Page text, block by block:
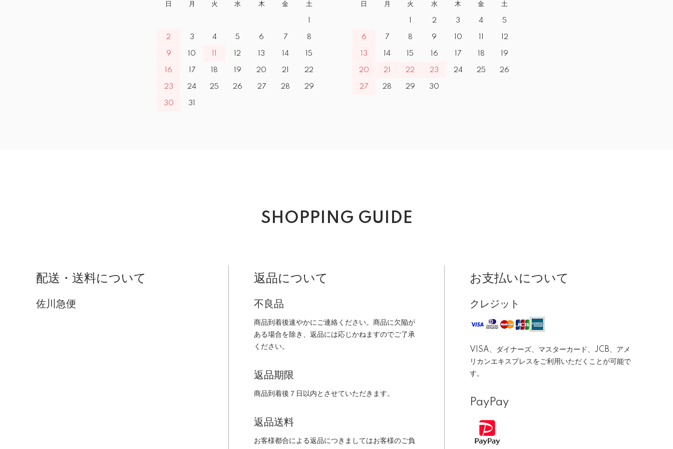
日 月 火 水 木 金 土
2 3 4 5 6 7 8
9 10 12 13 14 15
16 17 18 19 20 21 22
23 24 25 26 27 28 29
30 31
日 月 火 水 木 金 土
2 3 4 5
6 7 8 9 10 12
13 14 15 16 17 18 19
20 21 22 23 24 25 26
27 28 29 30
SHOPPING GUIDE
配送・送料について
佐川急便
返品について
不良品
商品到着後速やかにご連絡ください。商品に欠陥が
ある場合を除き、返品には応じかねますのでご了承
ください。
返品期限
商品到着後７日以内とさせていただきます。
返品送料
お客様都合による返品につきましてはお客様のご負
お支払いについて
クレジット
VISA、ダイナーズ、マスターカード、JCB、アメ
リカンエキスプレスをご利用いただくことが可能で
す。
PayPay